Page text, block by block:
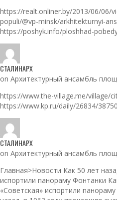
https://realt.onliner.by/2013/06/06/
populi/@vp-minsk/arkhitekturnyi-
https://poshyk.info/ploshhad-
СТАЛИНАРХ
on Архитектурный ансамбль
https://www.the-village.me/village/
https://www.kp.ru/daily/26834/
СТАЛИНАРХ
on Архитектурный ансамбль
Главная>Новости Как 50 лет
испортили панораму Фонтанки
«Советская» испортили